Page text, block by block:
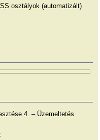
osztályok (automatizált)